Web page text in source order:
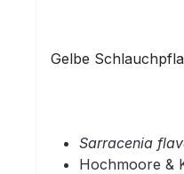
Gelbe
Sarracenia
Hochmoore &